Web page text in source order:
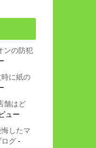
ンの防犯
に紙の
舗はど
ュー
したマ
ログ -